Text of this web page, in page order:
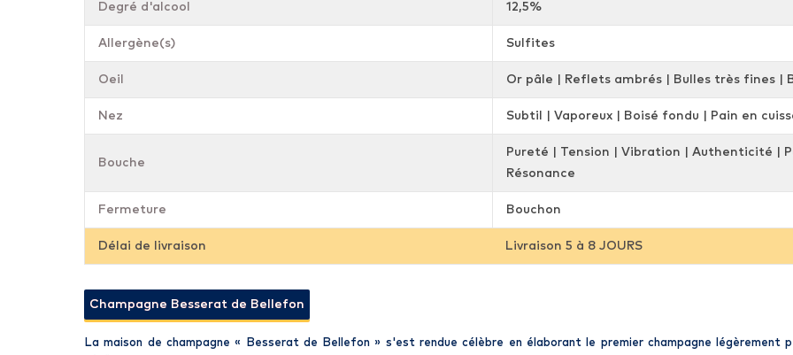
Degré d'alcool 12,5%
Allergène(s) Sulfites
Oeil Or pâle | Reflets ambrés | Bulles très fines |
Nez Subtil | Vaporeux | Boisé fondu | Pain en
Bouche
Pureté | Tension | Vibration | Authenticité |
Résonance
Fermeture Bouchon
Délai de livraison Livraison 5 à 8 JOURS
Champagne Besserat de Bellefon
La maison de champagne « Besserat de Bellefon » s'est rendue célèbre en élaborant le premier champagne légèrement